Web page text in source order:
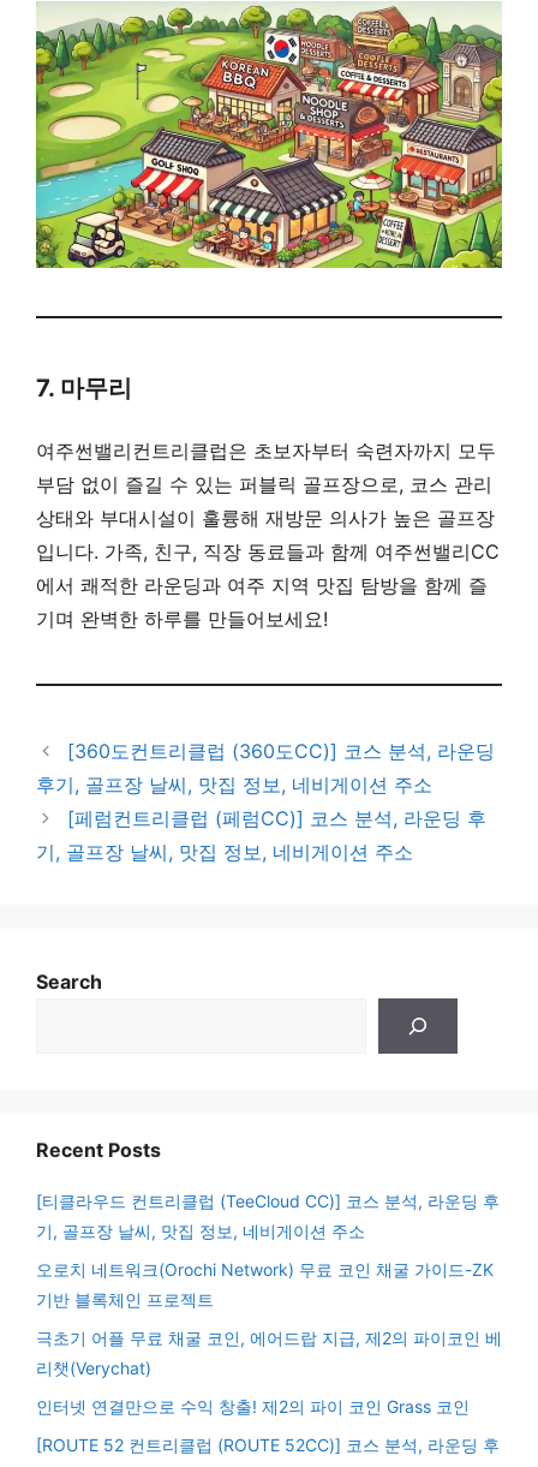
7. 마무리
여주썬밸리컨트리클럽은 초보자부터 숙련자까지 모두
부담 없이 즐길 수 있는 퍼블릭 골프장으로, 코스 관리
상태와 부대시설이 훌륭해 재방문 의사가 높은 골프장
입니다. 가족, 친구, 직장 동료들과 함께 여주썬밸리CC
에서 쾌적한 라운딩과 여주 지역 맛집 탐방을 함께 즐
기며 완벽한 하루를 만들어보세요!
[360도컨트리클럽 (360도CC)] 코스 분석, 라운딩
후기, 골프장 날씨, 맛집 정보, 네비게이션 주소
[페럼컨트리클럽 (페럼CC)] 코스 분석, 라운딩 후
기, 골프장 날씨, 맛집 정보, 네비게이션 주소
Search
Recent Posts
[티클라우드 컨트리클럽 (TeeCloud CC)] 코스 분석, 라운딩 후
기, 골프장 날씨, 맛집 정보, 네비게이션 주소
오로치 네트워크(Orochi Network) 무료 코인 채굴 가이드-ZK
기반 블록체인 프로젝트
극초기 어플 무료 채굴 코인, 에어드랍 지급, 제2의 파이코인 베
리챗(Verychat)
인터넷 연결만으로 수익 창출! 제2의 파이 코인 Grass 코인
[ROUTE 52 컨트리클럽 (ROUTE 52CC)] 코스 분석, 라운딩 후